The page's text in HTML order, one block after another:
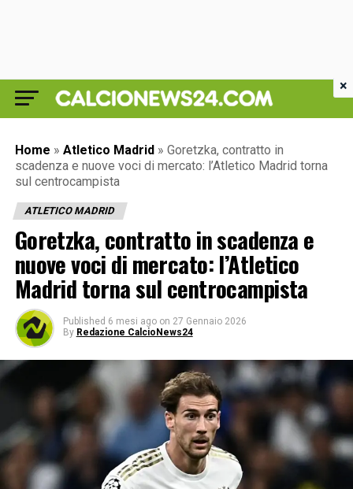
Home » Atletico Madrid » Goretzka, contratto in
scadenza e nuove voci di mercato: l’Atletico Madrid torna
sul centrocampista
ATLETICO MADRID
Goretzka, contratto in scadenza e
nuove voci di mercato: l’Atletico
Madrid torna sul centrocampista
Published 6 mesi ago on 27 Gennaio 2026
By Redazione CalcioNews24
×